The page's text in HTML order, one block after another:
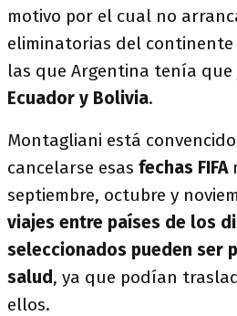
motivo por el cual no
eliminatorias del continente
las que Argentina tenía
Ecuador y Bolivia.
Montagliani está
cancelarse esas fechas FIFA
septiembre, octubre y
viajes entre países de los
seleccionados pueden ser
salud, ya que podían
ellos.